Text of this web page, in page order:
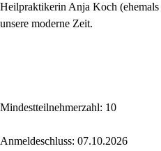
Heilpraktikerin Anja Koch
unsere moderne Zeit.
Mindestteilnehmerzahl: 10
Anmeldeschluss: 07.10.2026